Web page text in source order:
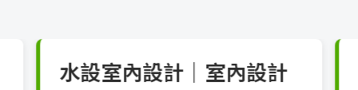
水設室內設計｜室內設計